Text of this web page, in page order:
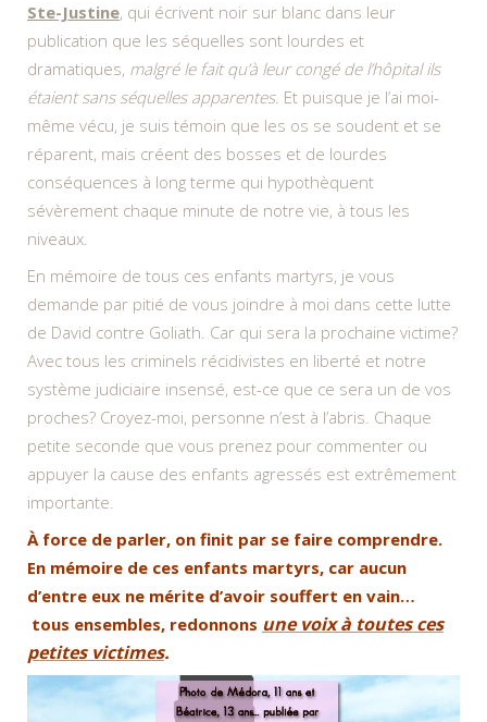
Ste-Justine, qui écrivent noir sur blanc dans leur
publication que les séquelles sont lourdes et
dramatiques, malgré le fait qu’à leur congé de l’hôpital ils
étaient sans séquelles apparentes. Et puisque je l’ai moi-
même vécu, je suis témoin que les os se soudent et se
réparent, mais créent des bosses et de lourdes
conséquences à long terme qui hypothèquent
sévèrement chaque minute de notre vie, à tous les
niveaux.
En mémoire de tous ces enfants martyrs, je vous
demande par pitié de vous joindre à moi dans cette lutte
de David contre Goliath. Car qui sera la prochaine victime?
Avec tous les criminels récidivistes en liberté et notre
système judiciaire insensé, est-ce que ce sera un de vos
proches? Croyez-moi, personne n’est à l’abris. Chaque
petite seconde que vous prenez pour commenter ou
appuyer la cause des enfants agressés est extrêmement
importante.
À force de parler, on finit par se faire comprendre.
En mémoire de ces enfants martyrs, car aucun
d’entre eux ne mérite d’avoir souffert en vain…
tous ensembles, redonnons une voix à toutes ces
petites victimes.